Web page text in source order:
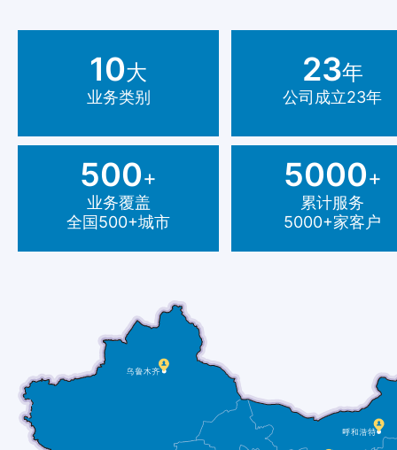
10大
业务类别
23年
公司成立23年
500+
业务覆盖
全国500+城市
5000+
累计服务
5000+家客户